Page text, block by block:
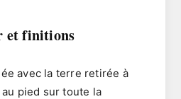
et finitions
avec la terre retirée à
pied sur toute la